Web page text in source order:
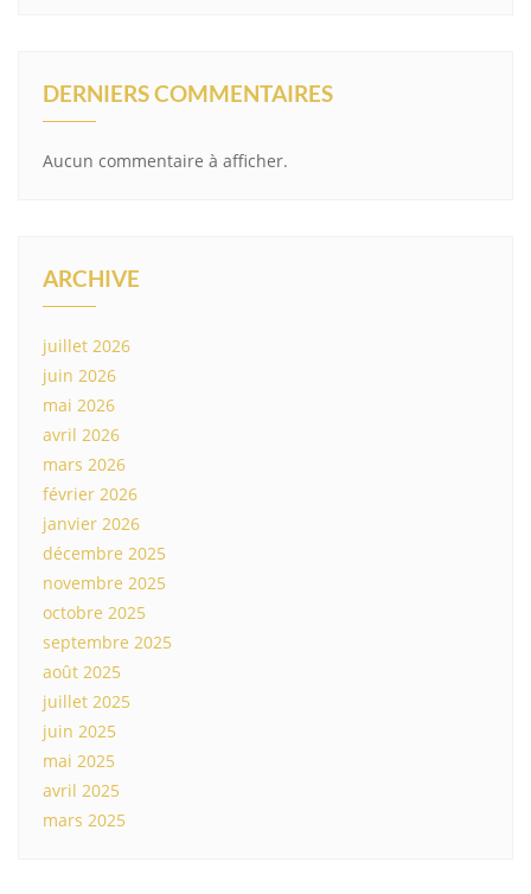
DERNIERS COMMENTAIRES
Aucun commentaire à afficher.
ARCHIVE
juillet 2026
juin 2026
mai 2026
avril 2026
mars 2026
février 2026
janvier 2026
décembre 2025
novembre 2025
octobre 2025
septembre 2025
août 2025
juillet 2025
juin 2025
mai 2025
avril 2025
mars 2025